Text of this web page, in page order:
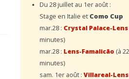
Du 28 juillet au 1er août :
Stage en Italie et Como Cup
mar.28 : Crystal Palace-Lens
minutes)
mar.28 : Lens-Famalicão (à
minutes)
sam. 1er août : Villareal-Lens